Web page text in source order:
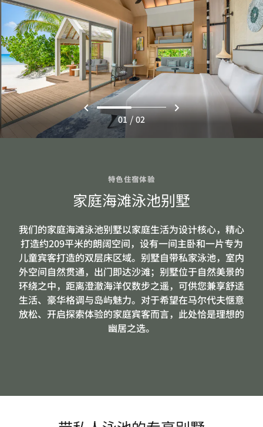
特色住宿体验
家庭海滩泳池别墅
我们的家庭海滩泳池别墅以家庭生活为设计核心，精心
打造约209平米的朗阔空间，设有一间主卧和一片专为
儿童宾客打造的双层床区域。别墅自带私家泳池，室内
外空间自然贯通，出门即达沙滩；别墅位于自然美景的
环绕之中，距离澄澈海洋仅数步之遥，可供您兼享舒适
生活、豪华格调与岛屿魅力。对于希望在马尔代夫惬意
放松、开启探索体验的家庭宾客而言，此处恰是理想的
幽居之选。
01 / 02